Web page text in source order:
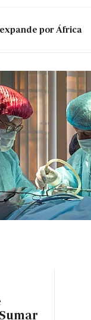
por África